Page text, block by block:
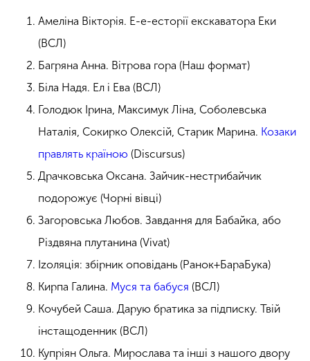
Амеліна Вікторія. Е-е-есторії екскаватора Еки
(ВСЛ)
Багряна Анна. Вітрова гора (Наш формат)
Біла Надя. Ел і Ева (ВСЛ)
Голодюк Ірина, Максимук Ліна, Соболевська
Наталія, Сокирко Олексій, Старик Марина. Козаки
правлять країною (Discursus)
Драчковська Оксана. Зайчик-нестрибайчик
подорожує (Чорні вівці)
Загоровська Любов. Завдання для Бабайка, або
Різдвяна плутанина (Vivat)
Іzоляція: збірник оповідань (Ранок+БараБука)
Кирпа Галина. Муся та бабуся (ВСЛ)
Кочубей Саша. Дарую братика за підписку. Твій
інстащоденник (ВСЛ)
Купріян Ольга. Мирослава та інші з нашого двору